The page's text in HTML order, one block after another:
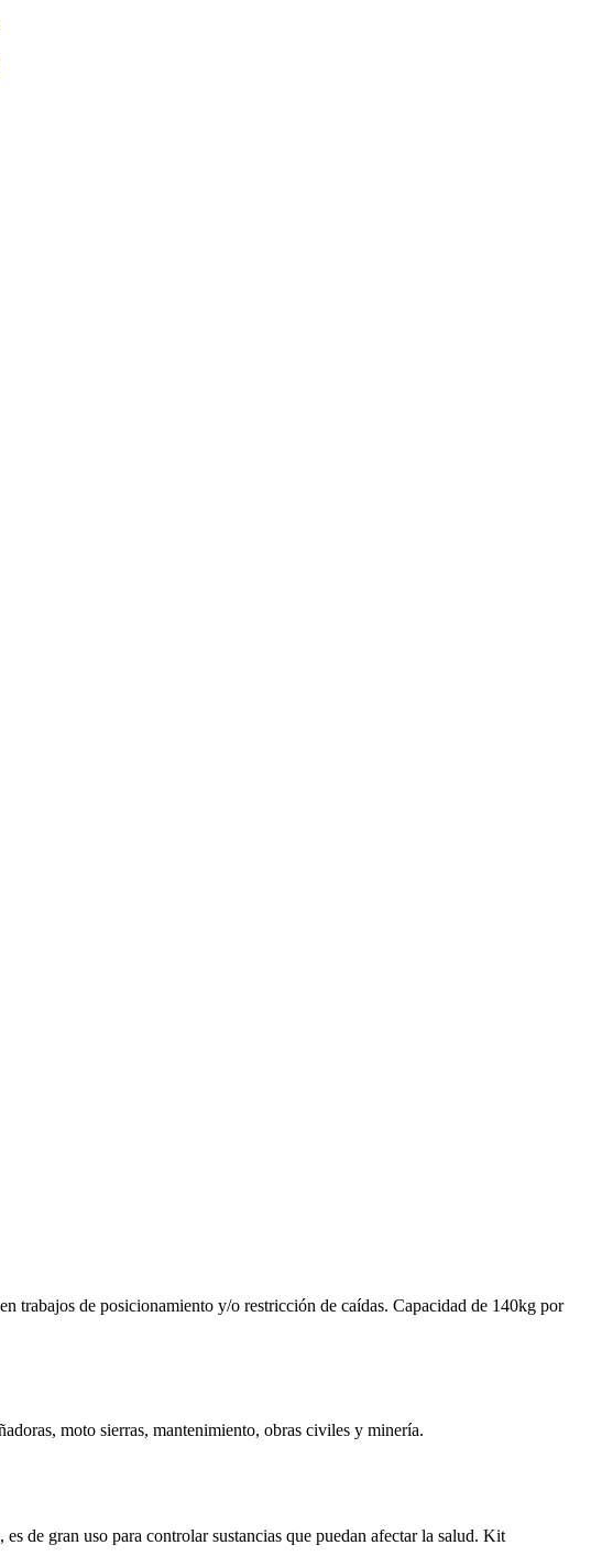
trabajos de posicionamiento y/o restricción de caídas. Capacidad de 140kg por
moto sierras, mantenimiento, obras civiles y minería.
de gran uso para controlar sustancias que puedan afectar la salud. Kit